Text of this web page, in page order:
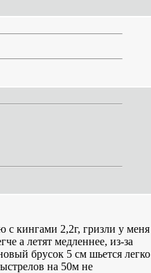
с кингами 2,2г, гризли у меня
а летят медленнее, из-за
брусок 5 см шьется легко
на 50м не